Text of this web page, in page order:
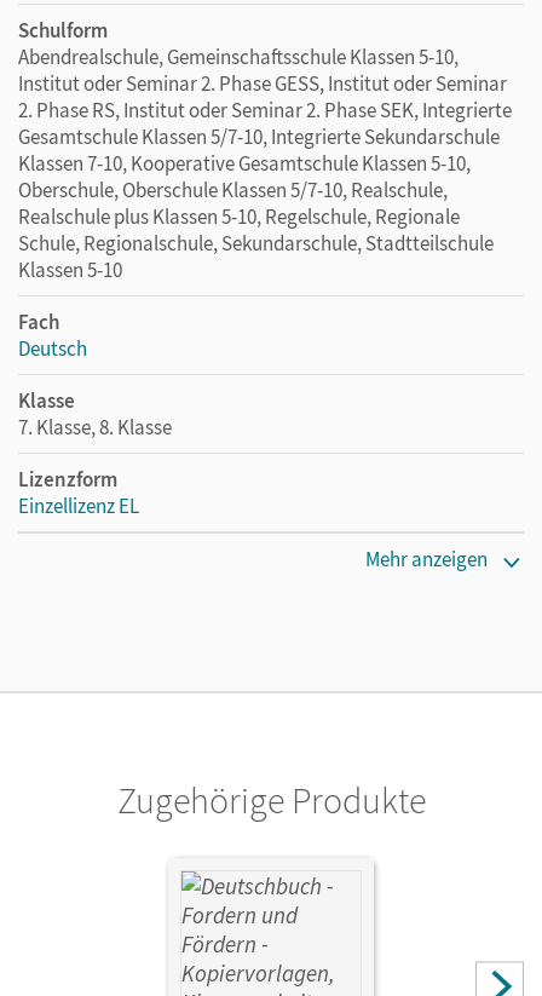
Schulform
Abendrealschule, Gemeinschaftsschule Klassen 5-10,
Institut oder Seminar 2. Phase GESS, Institut oder Seminar
2. Phase RS, Institut oder Seminar 2. Phase SEK, Integrierte
Gesamtschule Klassen 5/7-10, Integrierte Sekundarschule
Klassen 7-10, Kooperative Gesamtschule Klassen 5-10,
Oberschule, Oberschule Klassen 5/7-10, Realschule,
Realschule plus Klassen 5-10, Regelschule, Regionale
Schule, Regionalschule, Sekundarschule, Stadtteilschule
Klassen 5-10
Fach
Deutsch
Klasse
7. Klasse, 8. Klasse
Lizenzform
Einzellizenz EL
Mehr anzeigen
Zugehörige Produkte